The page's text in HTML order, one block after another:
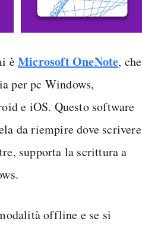
èMicrosoft OneNote, che
per pc Windows,
e iOS. Questo software
da riempire dove scrivere
supporta la scrittura a
offline e se si